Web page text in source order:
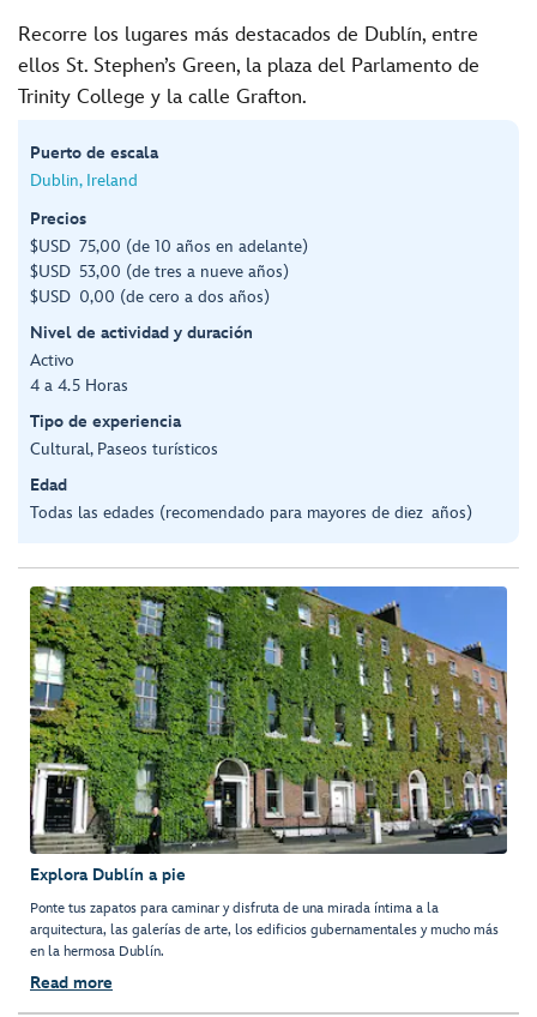
Recorre los lugares más destacados de Dublín, entre
ellos St. Stephen’s Green, la plaza del Parlamento de
Trinity College y la calle Grafton.
Puerto de escala
Dublin, Ireland
Precios
$USD 75,00 (de 10 años en adelante)
$USD 53,00 (de tres a nueve años)
$USD 0,00 (de cero a dos años)
Nivel de actividad y duración
Activo
4 a 4.5 Horas
Tipo de experiencia
Cultural, Paseos turísticos
Edad
Todas las edades (recomendado para mayores de diez años)
Explora Dublín a pie
Ponte tus zapatos para caminar y disfruta de una mirada íntima a la
arquitectura, las galerías de arte, los edificios gubernamentales y mucho más
en la hermosa Dublín.
Read more